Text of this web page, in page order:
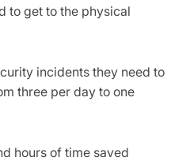
to get to the physical
incidents they need to
three per day to one
hours of time saved